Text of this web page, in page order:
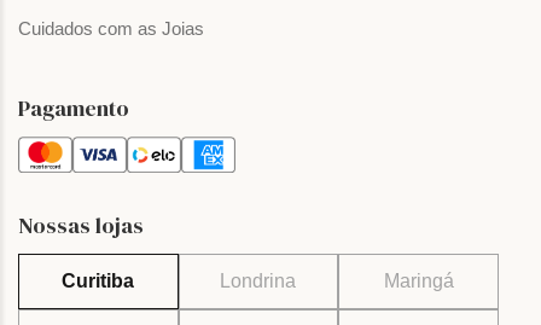
Cuidados com as Joias
Pagamento
Nossas lojas
Curitiba Londrina Maringá